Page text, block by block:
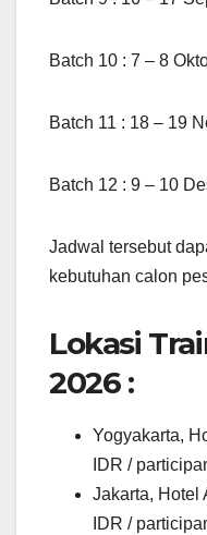
Batch 10 : 7 – 8
Batch 11 : 18 – 19
Batch 12 : 9 – 10
Jadwal tersebut
kebutuhan calon
Lokasi
2026 :
Yogyakarta,
IDR /
Jakarta, Hotel
IDR /